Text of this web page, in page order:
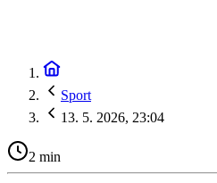
Sport
13. 5. 2026, 23:04
2 min